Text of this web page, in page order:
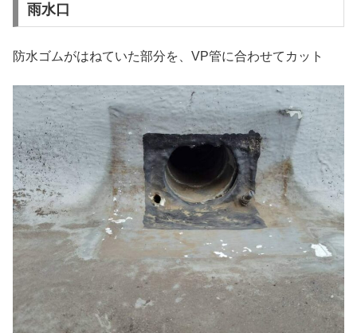
雨水口
防水ゴムがはねていた部分を、VP管に合わせてカット